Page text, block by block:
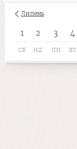
Липень
1 2 3 4
СБ НД ПН ВТ